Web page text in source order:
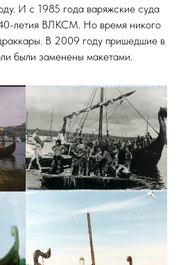
И с 1985 года варяжские суда
летия ВЛКСМ. Но время никого
В 2009 году пришедшие в
были заменены макетами.